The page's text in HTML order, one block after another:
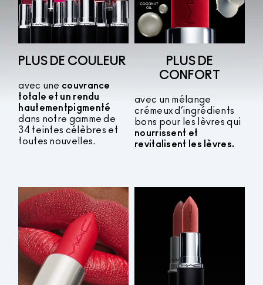
PLUS DE COULEUR
avec une couvrance
totale et un rendu
hautementpigmenté
dans notre gamme de
34 teintes célèbres et
toutes nouvelles.
PLUS DE
CONFORT
avec un mélange
crémeux d’ingrédients
bons pour les lèvres qui
nourrissent et
revitalisent les lèvres.